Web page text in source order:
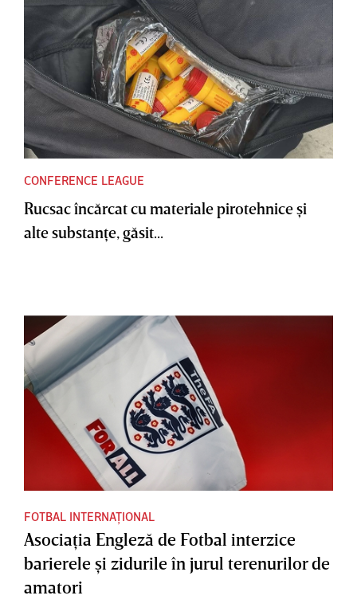
CONFERENCE LEAGUE
Rucsac încărcat cu materiale pirotehnice şi
alte substanţe, găsit...
FOTBAL INTERNAȚIONAL
Asociaţia Engleză de Fotbal interzice
barierele şi zidurile în jurul terenurilor de
amatori